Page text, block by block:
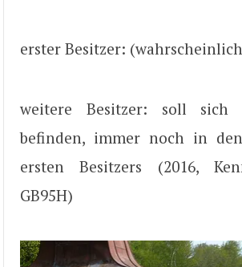
erster Besitzer:
weitere Besitzer: soll sich
befinden, immer noch in
ersten Besitzers (2016,
GB95H)